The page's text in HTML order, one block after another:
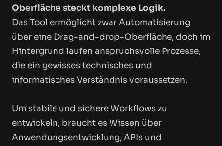
Oberfläche steckt komplexe Logik.
Das Tool ermöglicht zwar Automatisierung
über eine Drag-and-drop-Oberfläche, doch im
Hintergrund laufen anspruchsvolle Prozesse,
die ein gewisses technisches und
informatisches Verständnis voraussetzen.
Um stabile und sichere Workflows zu
entwickeln, braucht es Wissen über
Anwendungsentwicklung, APIs und